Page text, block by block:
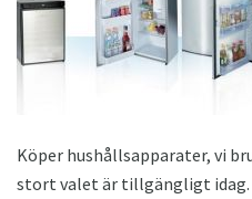
Köper hushållsapparater, vi
stort valet är tillgängligt idag.